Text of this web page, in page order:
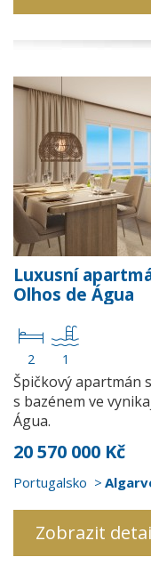
Luxusní
Olhos de Água
2 1
Špičkový apartmán
s bazénem ve
Água.
20 570 000 Kč
Portugalsko
Zobrazit